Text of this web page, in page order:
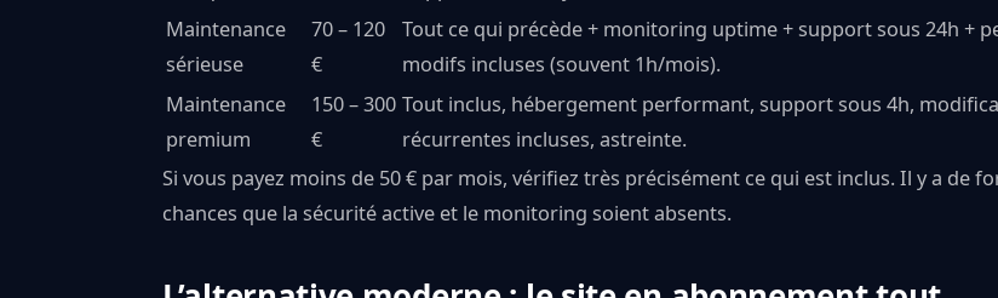
Maintenance
sérieuse
70 – 120
€
Tout ce qui précède + monitoring uptime + support sous 24h +
modifs incluses (souvent 1h/mois).
Maintenance
premium
150 – 300
€
Tout inclus, hébergement performant, support sous 4h,
récurrentes incluses, astreinte.
Si vous payez moins de 50 € par mois, vérifiez très précisément ce qui est inclus. Il y a de
chances que la sécurité active et le monitoring soient absents.